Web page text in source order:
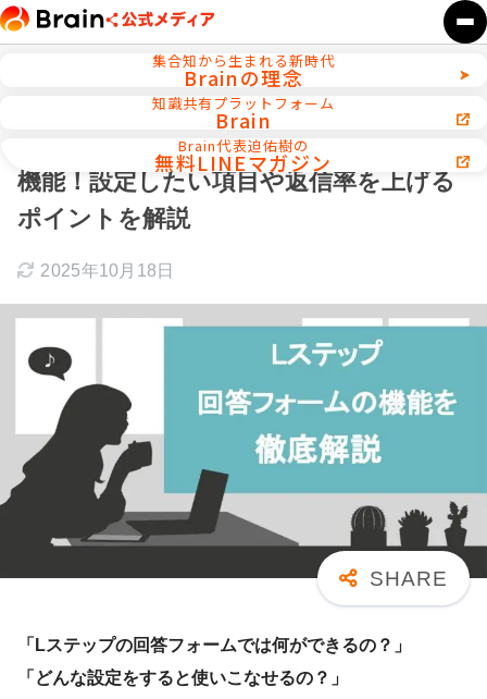
集合知から生まれる新時代
Brainの理念
知識共有プラットフォーム
Brain
Brain代表迫佑樹の
無料LINEマガジン
メルマガ／LINE／リストマーケティング
Lステップの回答フォームでできる6つの
機能！設定したい項目や返信率を上げる
ポイントを解説
2025年10月18日
「Lステップの回答フォームでは何ができるの？」
「どんな設定をすると使いこなせるの？」